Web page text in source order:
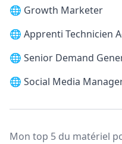
🌐 Growth Marketer
🌐 Apprenti Technicien
🌐 Senior Demand
🌐 Social Media
Mon top 5 du matériel